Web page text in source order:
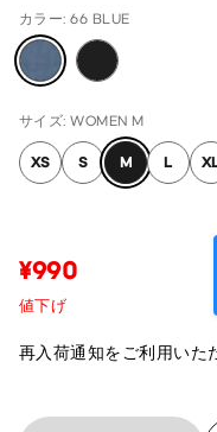
カラー: 66 BLUE
サイズ: WOMEN M
XS S M L
¥990
値下げ
再入荷通知をご利用いた